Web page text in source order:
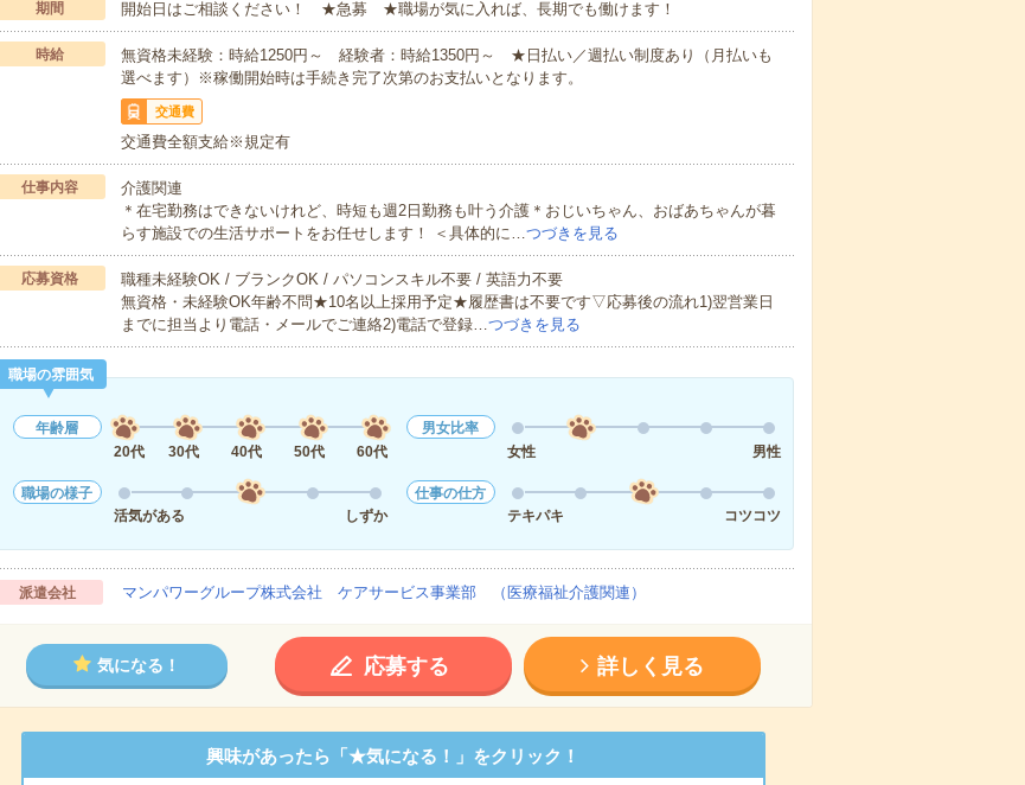
期間 開始日はご相談ください！ ★急募 ★職場が気に入れば、長期でも働けます！
時給
無資格未経験：時給1250円～ 経験者：時給1350円～ ★日払い／週払い制度あり（月払いも
選べます）※稼働開始時は手続き完了次第のお支払いとなります。
交通費
交通費全額支給※規定有
仕事内容
介護関連
＊在宅勤務はできないけれど、時短も週2日勤務も叶う介護＊おじいちゃん、おばあちゃんが暮
らす施設での生活サポートをお任せします！ ＜具体的に…つづきを見る
応募資格
職種未経験OK / ブランクOK / パソコンスキル不要 / 英語力不要
無資格・未経験OK年齢不問★10名以上採用予定★履歴書は不要です▽応募後の流れ1)翌営業日
までに担当より電話・メールでご連絡2)電話で登録…つづきを見る
職場の雰囲気
年齢層
20代
30代 40代 50代 60代
男女比率
女性
男性
職場の様子
活気がある
しずか
仕事の仕方
テキパキ
コツコツ
派遣会社 マンパワーグループ株式会社 ケアサービス事業部 （医療福祉介護関連）
気になる！ 応募する 詳しく見る
興味があったら「★気になる！」をクリック！